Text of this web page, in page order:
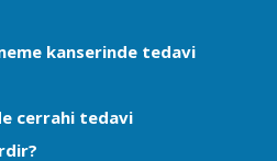
kanserinde tedavi
cerrahi tedavi